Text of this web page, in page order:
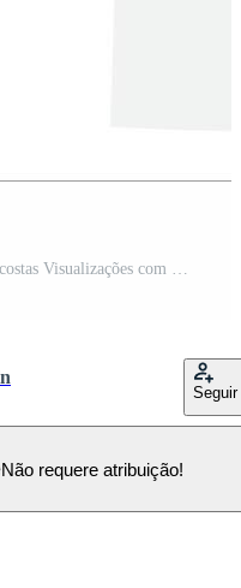
conjunto do Camisetas com frente e costas Visualizações com uma plano Projeto. brincar t camisa Projeto Vetor Pro
Seguir
Não requere atribuição!